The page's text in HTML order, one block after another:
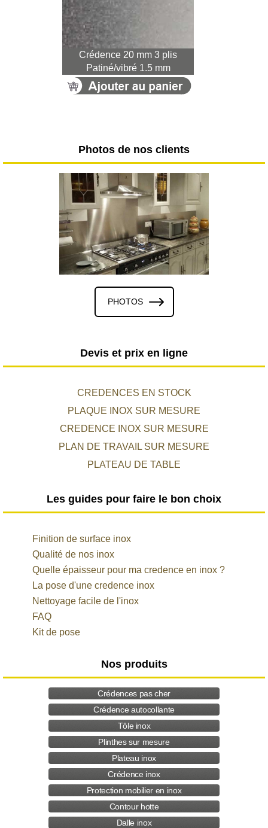
Crédence 20 mm 3 plis
Patiné/vibré 1.5 mm
Photos de nos clients
PHOTOS
Devis et prix en ligne
CREDENCES EN STOCK
PLAQUE INOX SUR MESURE
CREDENCE INOX SUR MESURE
PLAN DE TRAVAIL SUR MESURE
PLATEAU DE TABLE
Les guides pour faire le bon choix
Finition de surface inox
Qualité de nos inox
Quelle épaisseur pour ma credence en inox ?
La pose d'une credence inox
Nettoyage facile de l'inox
FAQ
Kit de pose
Nos produits
Crédences pas cher
Crédence autocollante
Tôle inox
Plinthes sur mesure
Plateau inox
Crédence inox
Protection mobilier en inox
Contour hotte
Dalle inox